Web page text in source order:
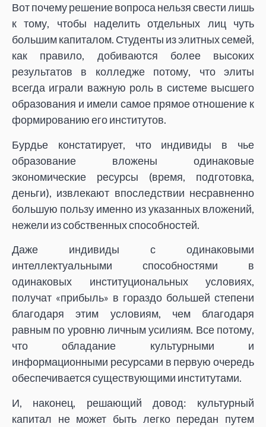
Вот почему решение вопроса нельзя свести лишь
к тому, чтобы наделить отдельных лиц чуть
большим капиталом. Студенты из элитных семей,
как правило, добиваются более высоких
результатов в колледже потому, что элиты
всегда играли важную роль в системе высшего
образования и имели самое прямое отношение к
формированию его институтов.
Бурдье констатирует, что индивиды в чье
образование вложены одинаковые
экономические ресурсы (время, подготовка,
деньги), извлекают впоследствии несравненно
большую пользу именно из указанных вложений,
нежели из собственных способностей.
Даже индивиды с одинаковыми
интеллектуальными способностями в
одинаковых институциональных условиях,
получат «прибыль» в гораздо большей степени
благодаря этим условиям, чем благодаря
равным по уровню личным усилиям. Все потому,
что обладание культурными и
информационными ресурсами в первую очередь
обеспечивается существующими институтами.
И, наконец, решающий довод: культурный
капитал не может быть легко передан путем